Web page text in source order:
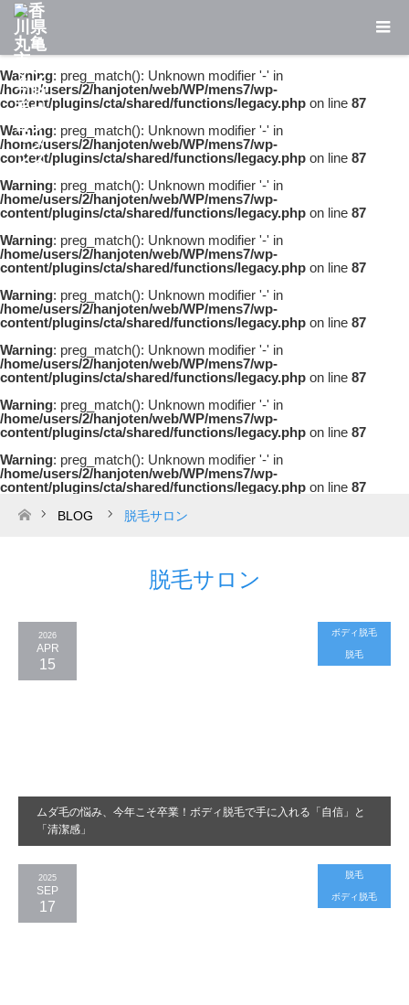
Warning: preg_match(): Unknown modifier '-' in
/home/users/2/hanjoten/web/WP/mens7/wp-
content/plugins/cta/shared/functions/legacy.php on line 87
Warning: preg_match(): Unknown modifier '-' in
/home/users/2/hanjoten/web/WP/mens7/wp-
content/plugins/cta/shared/functions/legacy.php on line 87
Warning: preg_match(): Unknown modifier '-' in
/home/users/2/hanjoten/web/WP/mens7/wp-
content/plugins/cta/shared/functions/legacy.php on line 87
Warning: preg_match(): Unknown modifier '-' in
/home/users/2/hanjoten/web/WP/mens7/wp-
content/plugins/cta/shared/functions/legacy.php on line 87
Warning: preg_match(): Unknown modifier '-' in
/home/users/2/hanjoten/web/WP/mens7/wp-
content/plugins/cta/shared/functions/legacy.php on line 87
Warning: preg_match(): Unknown modifier '-' in
/home/users/2/hanjoten/web/WP/mens7/wp-
content/plugins/cta/shared/functions/legacy.php on line 87
Warning: preg_match(): Unknown modifier '-' in
/home/users/2/hanjoten/web/WP/mens7/wp-
content/plugins/cta/shared/functions/legacy.php on line 87
Warning: preg_match(): Unknown modifier '-' in
/home/users/2/hanjoten/web/WP/mens7/wp-
content/plugins/cta/shared/functions/legacy.php on line 87
ホーム
BLOG 脱毛サロン
脱毛サロン
ムダ毛の悩み、今年こそ卒業！ボディ脱毛で手に入れる「自信」と
「清潔感」
2026
APR
15
ボディ脱毛
脱毛
2025
SEP
17
脱毛
ボディ脱毛